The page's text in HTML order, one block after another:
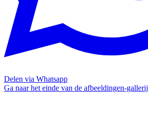
Delen via Whatsapp
Ga naar het einde van de afbeeldingen-gallerij